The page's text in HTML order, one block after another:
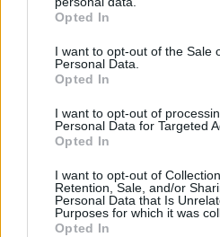
grant or deny consent to Google
use your data for below specified
consent section.
Opted In
I want to opt-out of the Sale
Personal Data.
Opted In
I want to opt-out of
Personal Data for Targeted
Opted In
I want to opt-out of
Retention, Sale, and/or
Personal Data that Is
Purposes for which it was
Opted In
Thema Insights